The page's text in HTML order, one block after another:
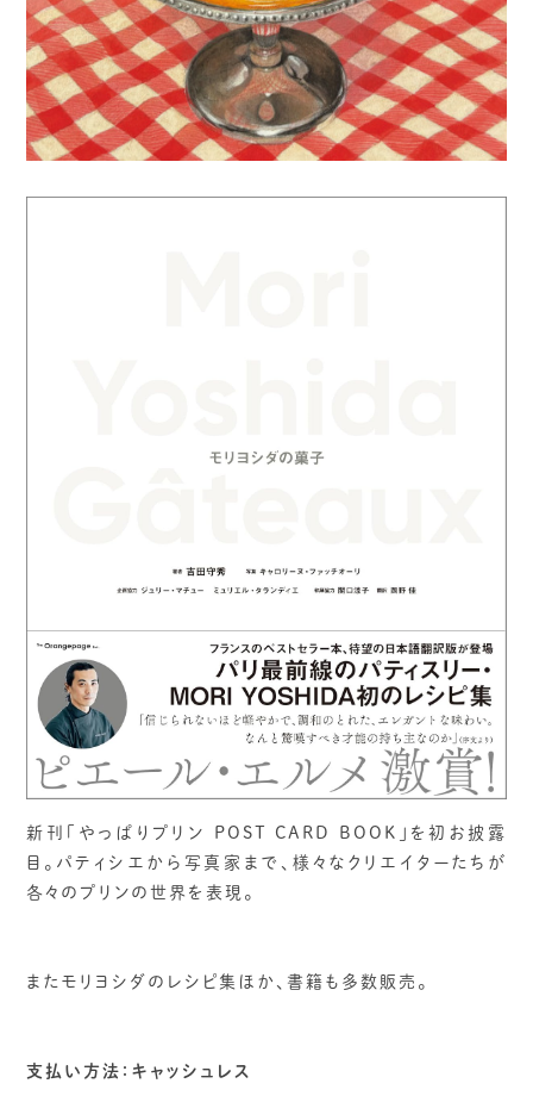
新刊「やっぱりプリン POST CARD BOOK」を初お披露
目。パティシエから写真家まで、様々なクリエイターたちが
各々のプリンの世界を表現。
またモリヨシダのレシピ集ほか、書籍も多数販売。
支払い方法：キャッシュレス